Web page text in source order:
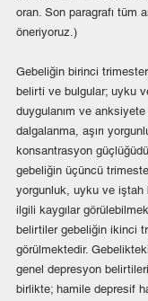
oran. Son paragrafı tüm
öneriyoruz.)
Gebeliğin birinci
belirti ve bulgular; uyku
duygulanım ve anksiyete
dalgalanma, aşırı
konsantrasyon
gebeliğin üçüncü
yorgunluk, uyku ve iştah
ilgili kaygılar
belirtiler gebeliğin ikinci
görülmektedir.
genel depresyon
birlikte; hamile depresif